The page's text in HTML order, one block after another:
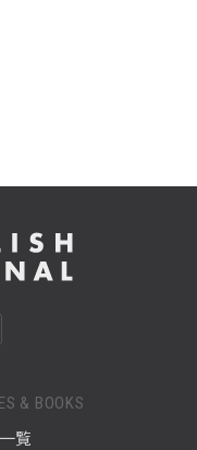
& BOOKS
覧